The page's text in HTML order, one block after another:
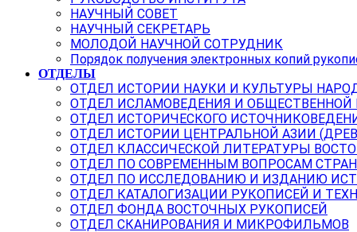
НАУЧНЫЙ СОВЕТ
НАУЧНЫЙ СЕКРЕТАРЬ
МОЛОДОЙ НАУЧНОЙ СОТРУДНИК
Порядок получения электронных копий
ОТДЕЛЫ
ОТДЕЛ ИСТОРИИ НАУКИ И КУЛЬТУРЫ
ОТДЕЛ ИСЛАМОВЕДЕНИЯ И
ОТДЕЛ ИСТОРИЧЕСКОГО
ОТДЕЛ ИСТОРИИ ЦЕНТРАЛЬНОЙ АЗИИ
ОТДЕЛ КЛАССИЧЕСКОЙ ЛИТЕРАТУРЫ
ОТДЕЛ ПО СОВРЕМЕННЫМ ВОПРОСАМ
ОТДЕЛ ПО ИССЛЕДОВАНИЮ И ИЗДАНИЮ
ОТДЕЛ КАТАЛОГИЗАЦИИ РУКОПИСЕЙ И
ОТДЕЛ ФОНДА ВОСТОЧНЫХ РУКОПИСЕЙ
ОТДЕЛ СКАНИРОВАНИЯ И МИКРОФИЛЬМОВ